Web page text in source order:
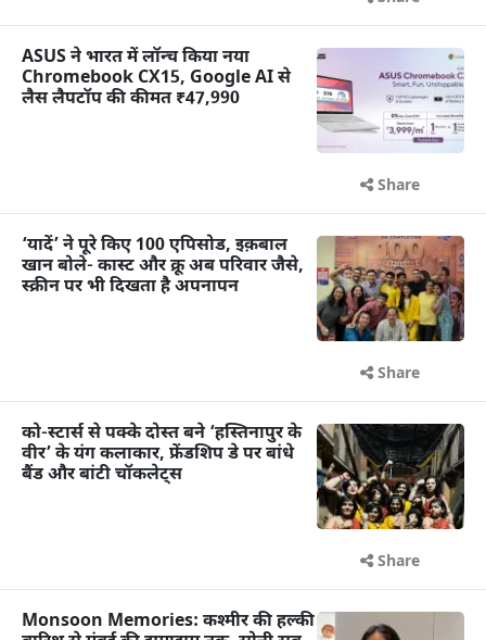
ASUS ने भारत में लॉन्च किया नया
Chromebook CX15, Google AI से
लैस लैपटॉप की कीमत ₹47,990
Share
‘यादें’ ने पूरे किए 100 एपिसोड, इक़बाल
खान बोले- कास्ट और क्रू अब परिवार जैसे,
स्क्रीन पर भी दिखता है अपनापन
Share
को-स्टार्स से पक्के दोस्त बने ‘हस्तिनापुर के
वीर’ के यंग कलाकार, फ्रेंडशिप डे पर बांधे
बैंड और बांटी चॉकलेट्स
Share
Monsoon Memories: कश्मीर की हल्की